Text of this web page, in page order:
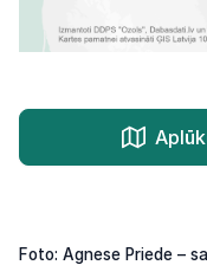
Foto: Agnese Priede –